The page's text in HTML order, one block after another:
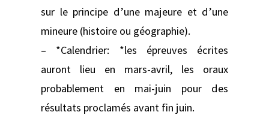
sur le principe d’une majeure et d’une
mineure (histoire ou géographie).
– *Calendrier: *les épreuves écrites
auront lieu en mars-avril, les oraux
probablement en mai-juin pour des
résultats proclamés avant fin juin.